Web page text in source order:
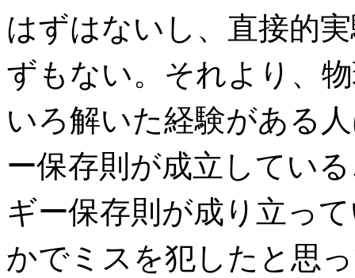
はずはないし、直接的
ずもない。それより、
いろ解いた経験がある
ー保存則が成立してい
ギー保存則が成り立っ
かでミスを犯したと思